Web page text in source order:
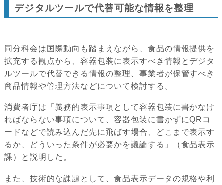
デジタルツールで代替可能な情報を整理
同分科会は国際動向も踏まえながら、食品の情報提供を
拡充する観点から、容器包装に表示すべき情報とデジタ
ルツールで代替できる情報の整理、事業者が保管すべき
商品情報や管理方法などについて検討する。
消費者庁は「義務的表示事項として容器包装に書かなけ
ればならない事項について、容器包装に書かずにQRコ
ードなどで読み込んだ先に飛ばす場合、どこまで表示す
るか、どういった条件が必要かを議論する」（食品表示
課）と説明した。
また、技術的な課題として、食品表示データの規格や利